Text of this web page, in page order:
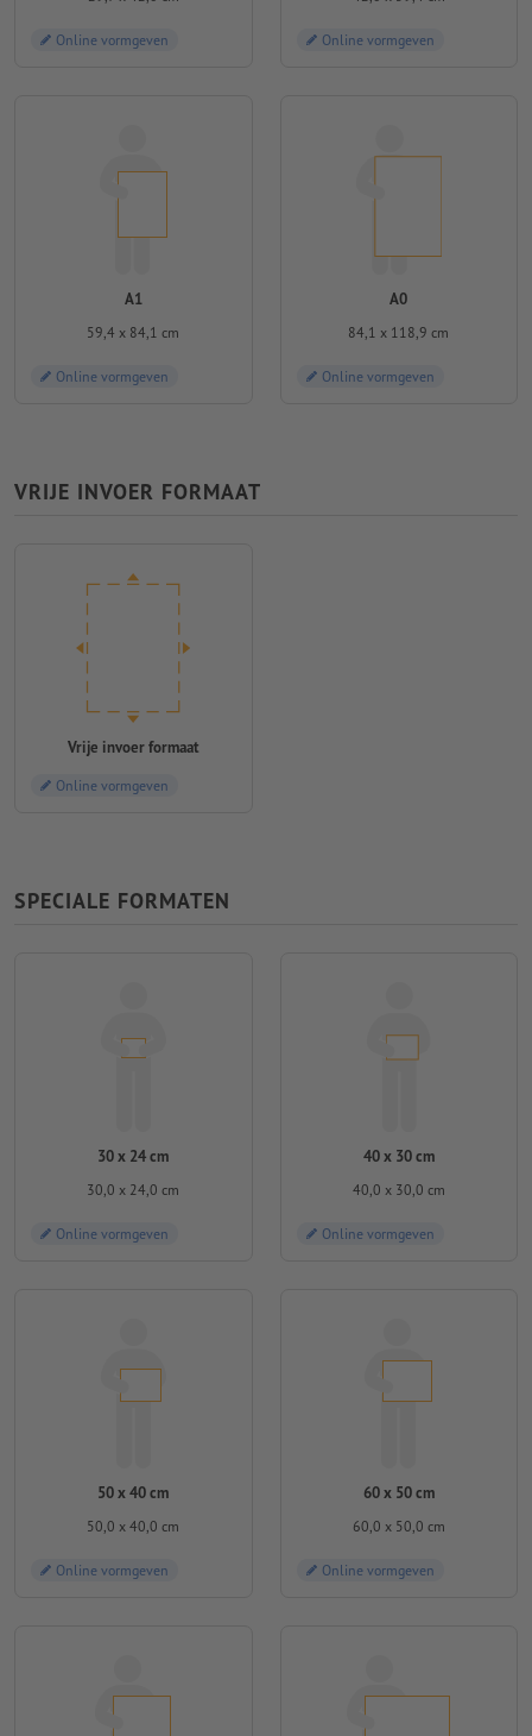
Online vormgeven Online vormgeven
A1
59,4 x 84,1 cm
Online vormgeven
A0
84,1 x 118,9 cm
Online vormgeven
VRIJE INVOER FORMAAT
Vrije invoer formaat
Online vormgeven
SPECIALE FORMATEN
30 x 24 cm
30,0 x 24,0 cm
Online vormgeven
40 x 30 cm
40,0 x 30,0 cm
Online vormgeven
50 x 40 cm
50,0 x 40,0 cm
Online vormgeven
60 x 50 cm
60,0 x 50,0 cm
Online vormgeven